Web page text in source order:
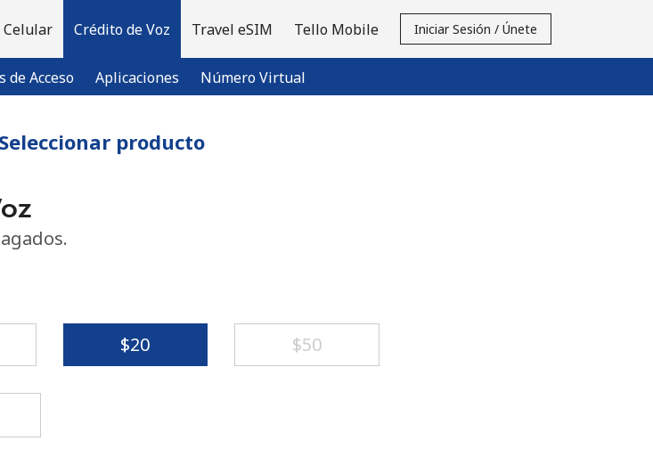
Celular Crédito de Voz
de Acceso Aplicaciones Número Virtual
Travel eSIM Tello Mobile Iniciar Sesión / Únete
producto
⁦$20⁩ ⁦$50⁩